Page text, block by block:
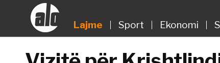
Lajme Sport Ekonomi